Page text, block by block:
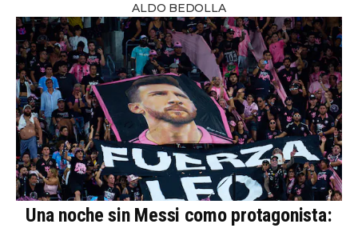
ALDO BEDOLLA
Una noche sin Messi como protagonista: